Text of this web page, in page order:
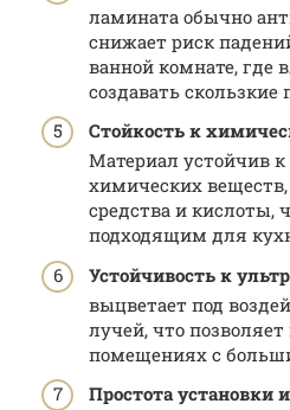
ламината обычно
снижает риск
ванной комнате, где
создавать скользкие
Стойкость к
Материал устойчив
химических
средства и кислоты,
подходящим для
Устойчивость к
выцветает под
лучей, что позволяет
помещениях с
Простота установки